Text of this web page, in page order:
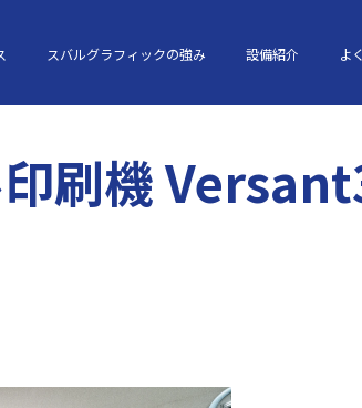
スバルグラフィックの強み 設備紹介 よ
刷機